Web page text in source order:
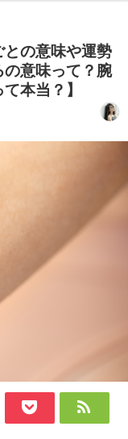
との意味や運勢
の意味って？腕
本当？】